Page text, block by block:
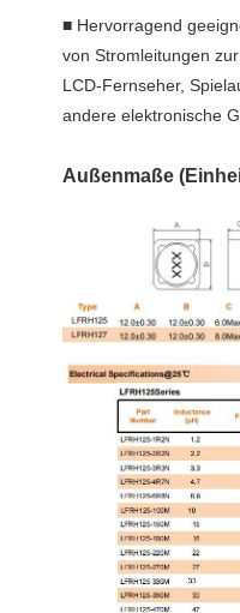
■ Hervorragend
von Stromleitungen
LCD-Fernseher,
andere elektronische
Außenmaße